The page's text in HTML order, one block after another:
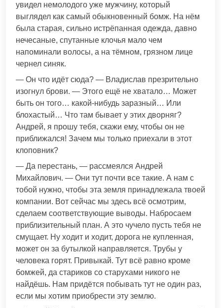
увидел немолодого уже мужчину, который
выглядел как самый обыкновенный бомж. На нём
была старая, сильно истрёпанная одежда, давно
нечесаные, спутанные клочья мало чем
напоминали волосы, а на тёмном, грязном лице
чернел синяк.
— Он что идёт сюда? — Владислав презрительно
изогнул брови. — Этого ещё не хватало… Может
быть он того… какой-нибудь заразный… Или
блохастый… Что там бывает у этих дворняг?
Андрей, я прошу тебя, скажи ему, чтобы он не
приближался! Зачем мы только приехали в этот
клоповник?
— Да перестань, — рассмеялся Андрей
Михайлович. — Они тут почти все такие. А нам с
тобой нужно, чтобы эта земля принадлежала твоей
компании. Вот сейчас мы здесь всё осмотрим,
сделаем соответствующие выводы. Набросаем
приблизительный план. А это чучело пусть тебя не
смущает. Ну ходит и ходит, дорога не купленная,
может он за бутылкой направляется. Трубы у
человека горят. Привыкай. Тут всё равно кроме
бомжей, да стариков со старухами никого не
найдёшь. Нам придётся побывать тут не один раз,
если мы хотим приобрести эту землю.